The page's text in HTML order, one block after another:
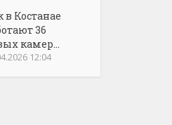
в Костанае
36
камер...
12:04